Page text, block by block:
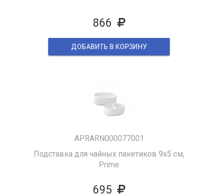
866
ДОБАВИТЬ В КОРЗИНУ
APRARN000077001
Подставка для чайных пакетиков 9х5 см,
Prime
695